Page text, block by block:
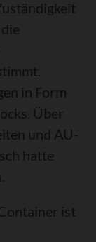
in Form
Über
und AU-
hatte
ist